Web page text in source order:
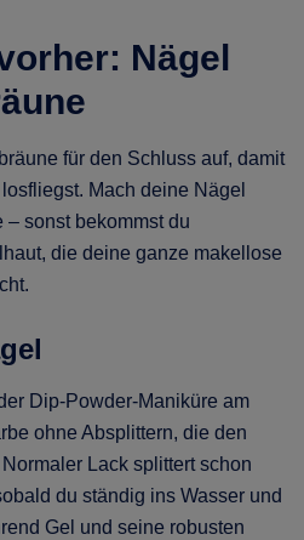
Nägel
für den Schluss auf, damit
Mach deine Nägel
sonst bekommst du
die deine ganze makellose
Dip-Powder-Maniküre am
ohne Absplittern, die den
Lack splittert schon
du ständig ins Wasser und
Gel und seine robusten